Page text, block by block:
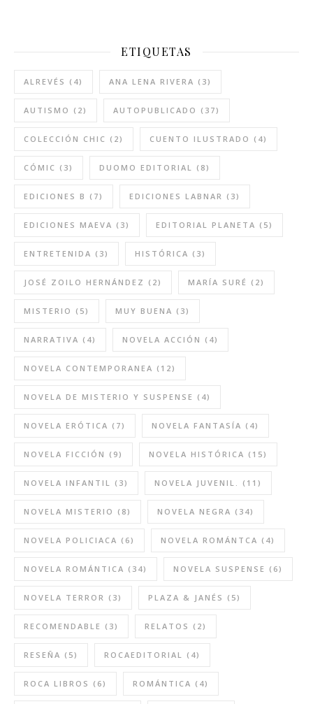
ETIQUETAS
ALREVÉS (4) ANA LENA RIVERA (3)
AUTISMO (2) AUTOPUBLICADO (37)
COLECCIÓN CHIC (2) CUENTO ILUSTRADO (4)
CÓMIC (3) DUOMO EDITORIAL (8)
EDICIONES B (7) EDICIONES LABNAR (3)
EDICIONES MAEVA (3) EDITORIAL PLANETA (5)
ENTRETENIDA (3) HISTÓRICA (3)
JOSÉ ZOILO HERNÁNDEZ (2) MARÍA SURÉ (2)
MISTERIO (5) MUY BUENA (3)
NARRATIVA (4) NOVELA ACCIÓN (4)
NOVELA CONTEMPORANEA (12)
NOVELA DE MISTERIO Y SUSPENSE (4)
NOVELA ERÓTICA (7) NOVELA FANTASÍA (4)
NOVELA FICCIÓN (9) NOVELA HISTÓRICA (15)
NOVELA INFANTIL (3) NOVELA JUVENIL. (11)
NOVELA MISTERIO (8) NOVELA NEGRA (34)
NOVELA POLICIACA (6) NOVELA ROMÁNTCA (4)
NOVELA ROMÁNTICA (34) NOVELA SUSPENSE (6)
NOVELA TERROR (3) PLAZA & JANÉS (5)
RECOMENDABLE (3) RELATOS (2)
RESEÑA (5) ROCAEDITORIAL (4)
ROCA LIBROS (6) ROMÁNTICA (4)